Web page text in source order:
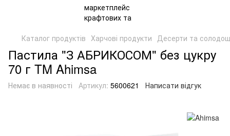
Каталог продуктів Харчові продукти Десерти та
Пастила "З АБРИКОСОМ" без цукру
70 г TM Ahimsa
Немає в наявності Артикул: 5600621 Написати відгук